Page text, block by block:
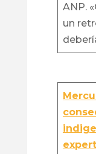
ANP.
un